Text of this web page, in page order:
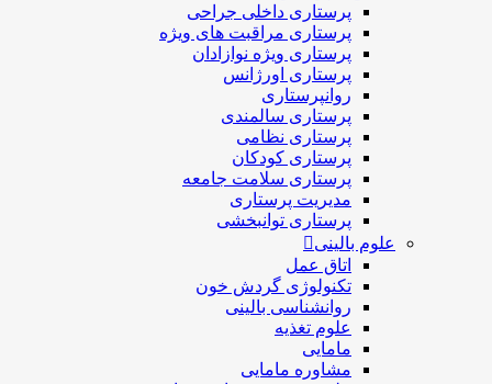
پرستاری داخلی جراحی
پرستاری مراقبت های ويژه
پرستاری ويژه نوازادان
پرستاری اورژانس
روانپرستاری
پرستاری سالمندی
پرستاری نظامی
پرستاری کودکان
پرستاری سلامت جامعه
مدیریت پرستاری
پرستاری توانبخشی
علوم بالینی
اتاق عمل
تکنولوژی گردش خون
روانشناسی بالینی
علوم تغذیه
مامایی
مشاوره مامایی